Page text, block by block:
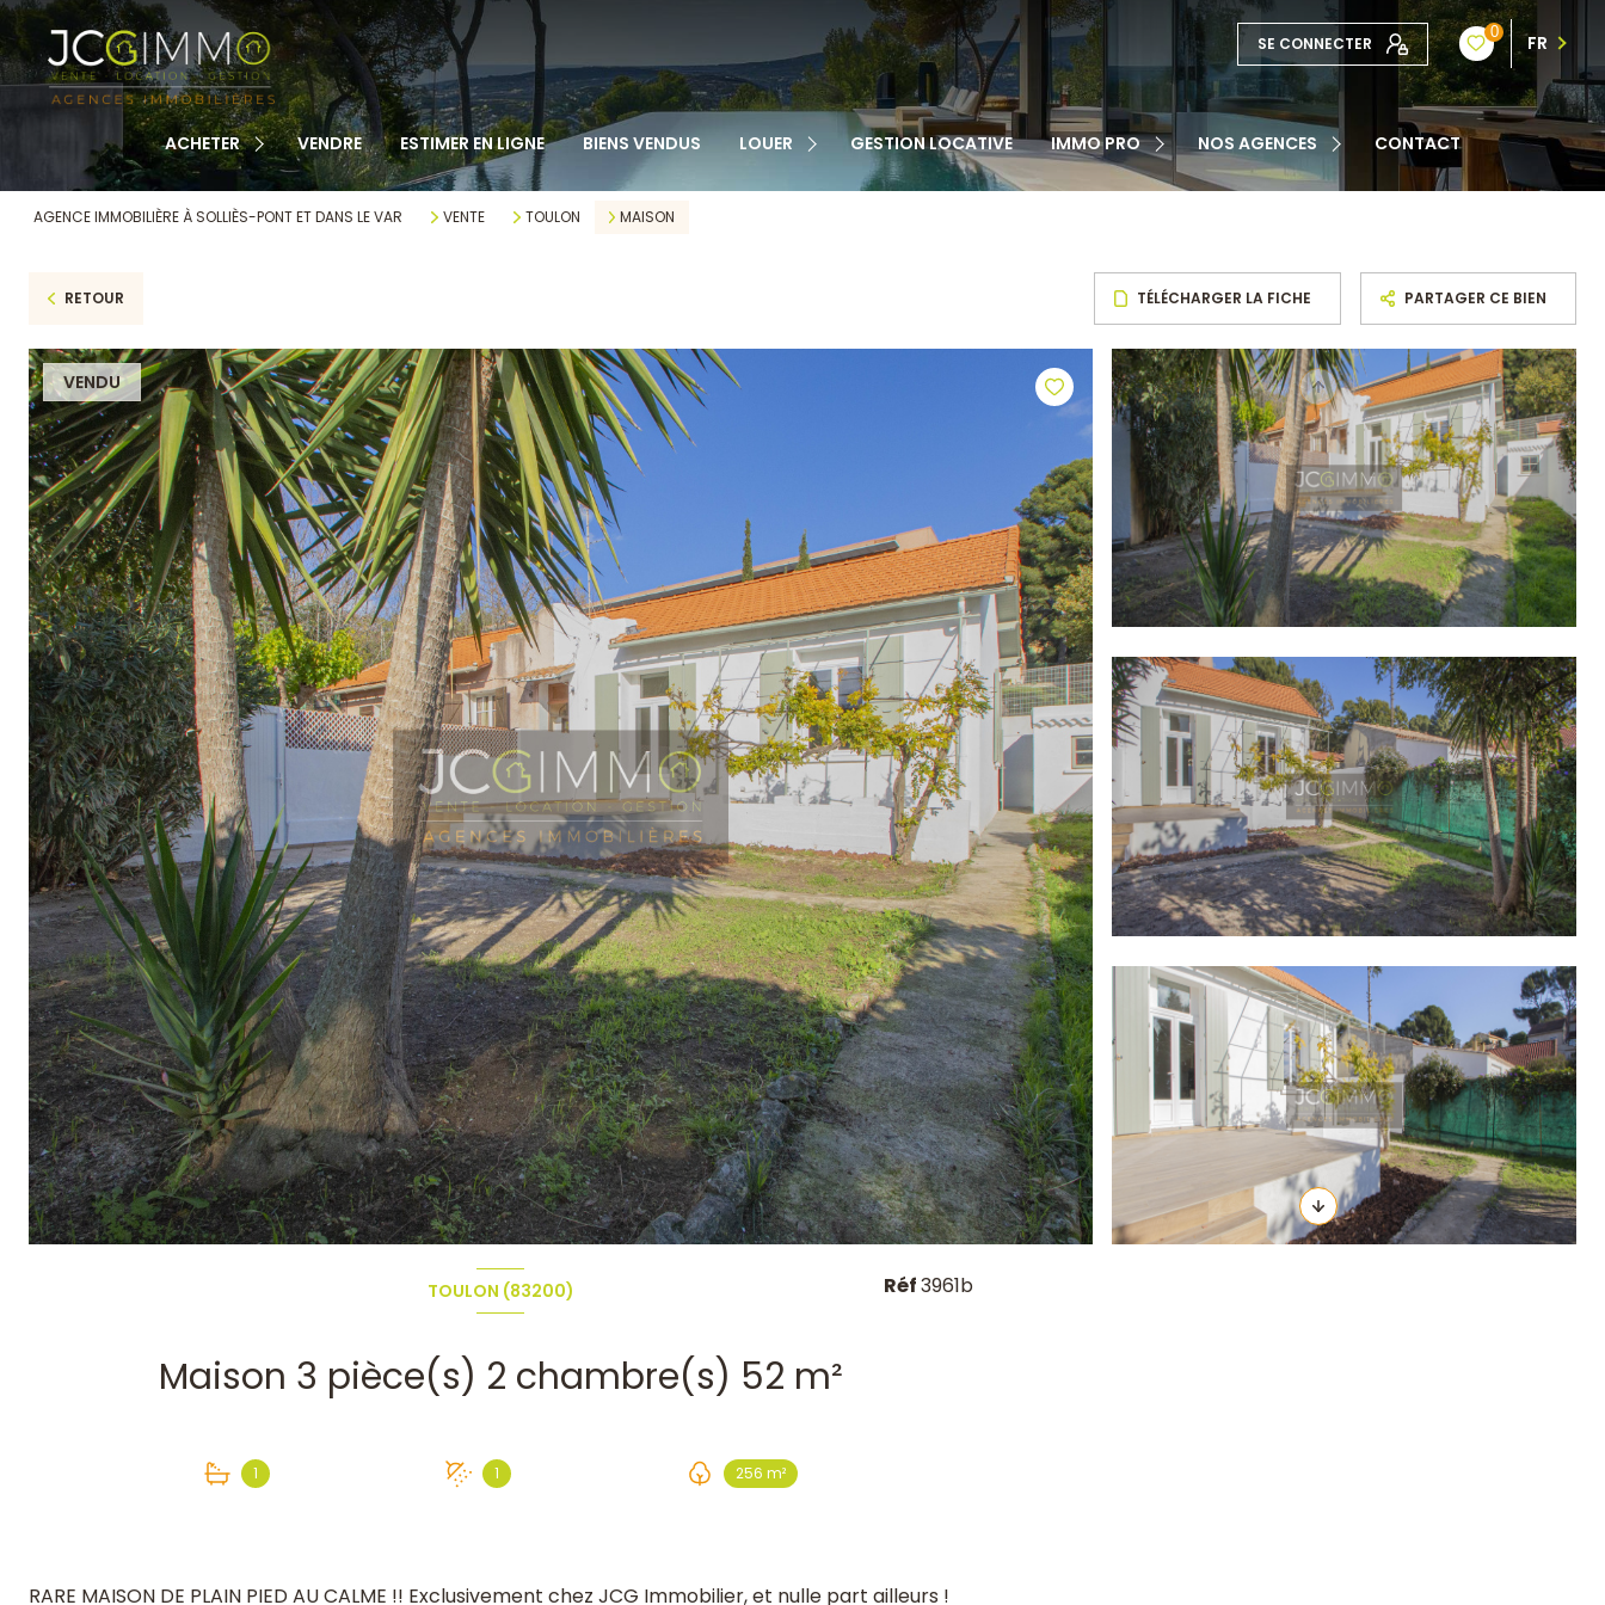
SE CONNECTER
0 FR
ACHETER
TOUS NOS BIENS
APPARTEMENTS
MAISONS
TERRAINS
CABANONS
VENDRE ESTIMER EN LIGNE BIENS VENDUS LOUER
APPARTEMENTS
MAISONS
GESTION LOCATIVE IMMO PRO
VENTE
LOCATION
NOS AGENCES
NOTRE ÉQUIPE
CONTACT
AGENCE IMMOBILIÈRE À SOLLIÈS-PONT ET DANS LE VAR VENTE TOULON MAISON
RETOUR TÉLÉCHARGER LA FICHE PARTAGER CE BIEN
VENDU
TOULON (83200)
Maison 3 pièce(s) 2 chambre(s) 52 m²
1 1 256 m²
Réf3961b
RARE MAISON DE PLAIN PIED AU CALME !! Exclusivement chez JCG Immobilier, et nulle part ailleurs !